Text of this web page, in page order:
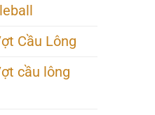
Cầu Lông
cầu lông